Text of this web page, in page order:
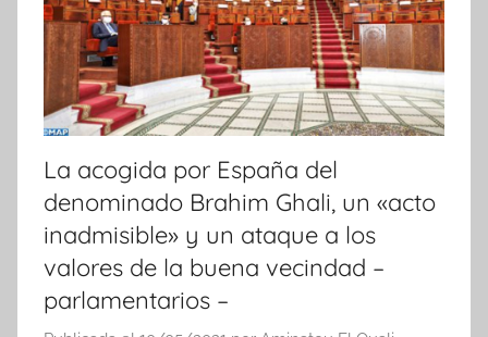
La acogida por España del
denominado Brahim Ghali, un «acto
inadmisible» y un ataque a los
valores de la buena vecindad –
parlamentarios –